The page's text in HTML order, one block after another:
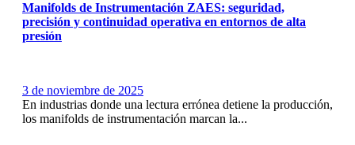
Manifolds de Instrumentación ZAES: seguridad,
precisión y continuidad operativa en entornos de alta
presión
3 de noviembre de 2025
En industrias donde una lectura errónea detiene la producción,
los manifolds de instrumentación marcan la...